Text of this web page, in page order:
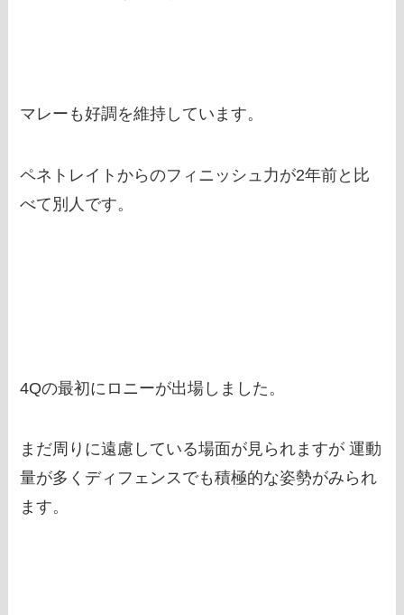
マレーも好調を維持しています。
ペネトレイトからのフィニッシュ力が2年前と比
べて別人です。
4Qの最初にロニーが出場しました。
まだ周りに遠慮している場面が見られますが 運動
量が多くディフェンスでも積極的な姿勢がみられ
ます。